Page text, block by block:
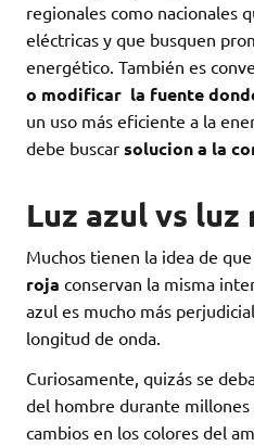
regionales como nacionales
eléctricas y que busquen
energético. También es
o modificar la fuente
un uso más eficiente a la
debe buscar solucion a la
Luz azul vs luz
Muchos tienen la idea de que
roja conservan la misma
azul es mucho más
longitud de onda.
Curiosamente, quizás se
del hombre durante millones
cambios en los colores del